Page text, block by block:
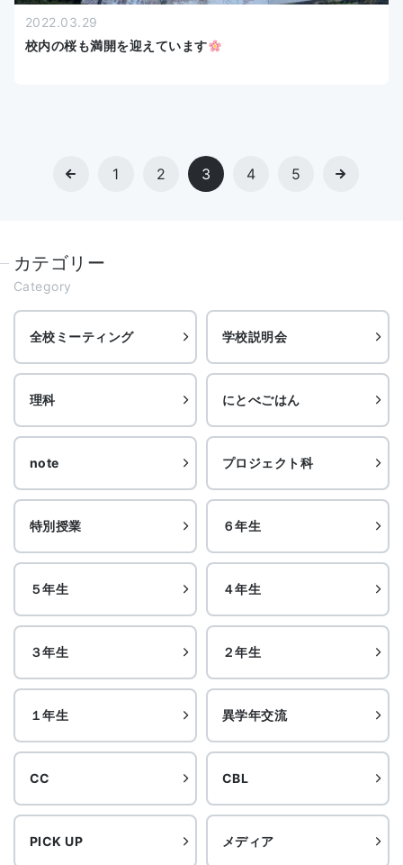
2022.03.29
校内の桜も満開を迎えています
1 2 3 4 5
カテゴリー
Category
全校ミーティング 学校説明会
理科 にとべごはん
note プロジェクト科
特別授業 ６年生
５年生 ４年生
３年生 ２年生
１年生 異学年交流
CC CBL
PICK UP メディア